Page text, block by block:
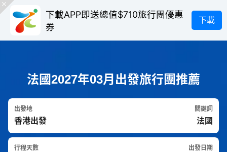
下載APP即送總值$710旅行團優惠
券
下載
法國2027年03月出發旅行團推薦
出發地 關鍵詞
出發日期
行程天數